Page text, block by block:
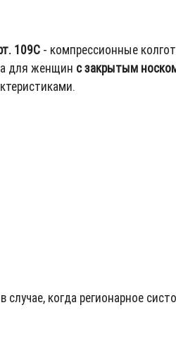
109C - компрессионные
для женщин с закрытым
когда регионарное